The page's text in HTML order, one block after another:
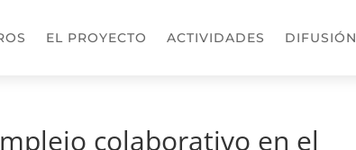
EL PROYECTO ACTIVIDADES DIFUSIÓN
colaborativo en el